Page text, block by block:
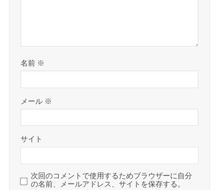
名前 ※
メール ※
サイト
次回のコメントで使用するためブラウザーに自分
の名前、メールアドレス、サイトを保存する。